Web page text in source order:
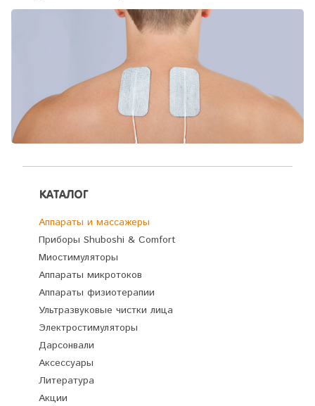
КАТАЛОГ
Аппараты и массажеры
Приборы Shuboshi & Comfort
Миостимуляторы
Аппараты микротоков
Аппараты физиотерапии
Ультразвуковые чистки лица
Электростимуляторы
Дарсонвали
Аксессуары
Литература
Акции